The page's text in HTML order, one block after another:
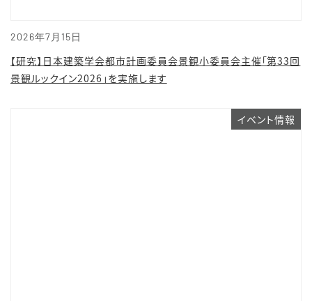
2026年7月15日
【研究】日本建築学会都市計画委員会景観小委員会主催「第33回
景観ルックイン2026」を実施します
イベント情報